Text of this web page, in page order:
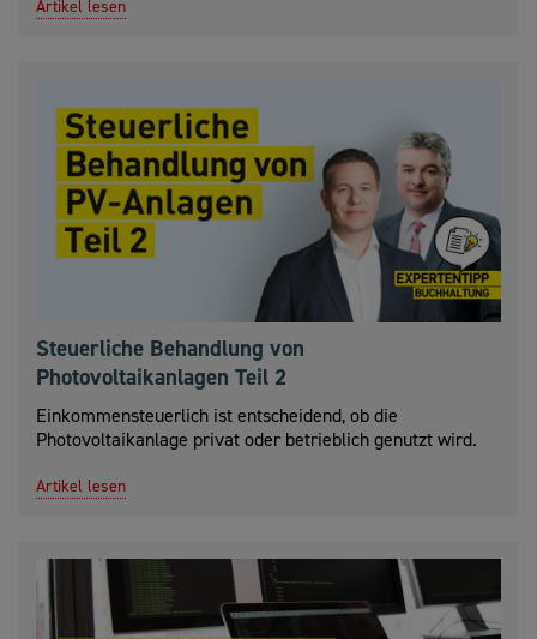
Artikel lesen
Steuerliche Behandlung von
Photovoltaikanlagen Teil 2
Einkommensteuerlich ist entscheidend, ob die
Photovoltaikanlage privat oder betrieblich genutzt wird.
Artikel lesen